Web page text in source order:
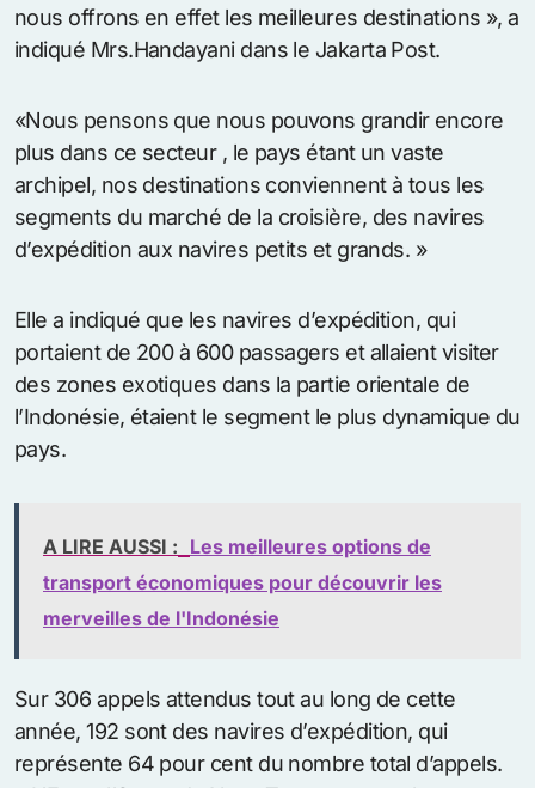
nous offrons en effet les meilleures destinations », a
indiqué Mrs.Handayani dans le Jakarta Post.
«Nous pensons que nous pouvons grandir encore
plus dans ce secteur , le pays étant un vaste
archipel, nos destinations conviennent à tous les
segments du marché de la croisière, des navires
d’expédition aux navires petits et grands. »
Elle a indiqué que les navires d’expédition, qui
portaient de 200 à 600 passagers et allaient visiter
des zones exotiques dans la partie orientale de
l’Indonésie, étaient le segment le plus dynamique du
pays.
A LIRE AUSSI : Les meilleures options de
transport économiques pour découvrir les
merveilles de l'Indonésie
Sur 306 appels attendus tout au long de cette
année, 192 sont des navires d’expédition, qui
représente 64 pour cent du nombre total d’appels.